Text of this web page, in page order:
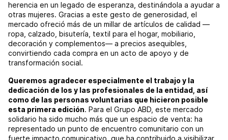
herencia en un legado de esperanza, destinándola a ayudar a
otras mujeres. Gracias a este gesto de generosidad, el
mercado ofreció más de un millar de artículos de calidad —
ropa, calzado, bisutería, textil para el hogar, mobiliario,
decoración y complementos— a precios asequibles,
convirtiendo cada compra en un acto de apoyo y de
transformación social.
Queremos agradecer especialmente el trabajo y la
dedicación de los y las profesionales de la entidad, así
como de las personas voluntarias que hicieron posible
esta primera edición. Para el Grupo ABD, este mercado
solidario ha sido mucho más que un espacio de venta: ha
representado un punto de encuentro comunitario con un
fuerte impacto comunicativo, que ha contribuido a visibilizar